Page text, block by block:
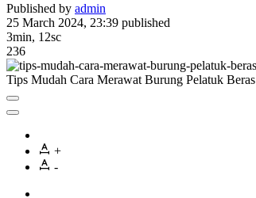
Published by admin
25 March 2024, 23:39 published
3min, 12sc
236
Tips Mudah Cara Merawat Burung Pelatuk Beras
+
-